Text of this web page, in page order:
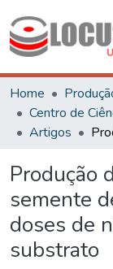
Home
Artigos
Produção
semente
doses de
substrato